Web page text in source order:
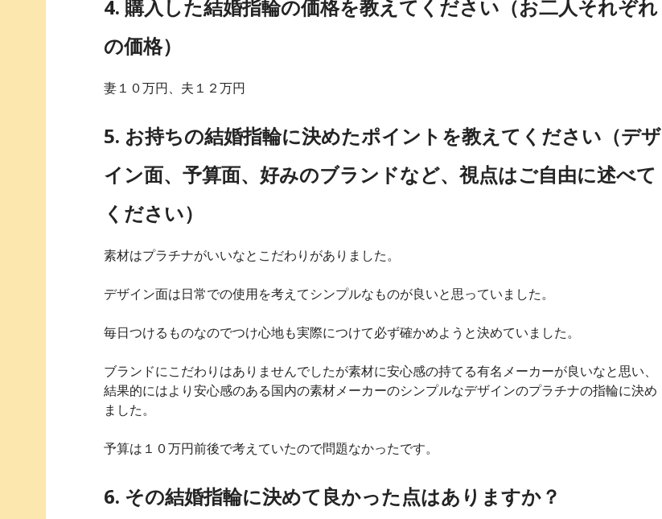
4. 購入した結婚指輪の価格を教えてください（お二人それぞれ
の価格）
妻１０万円、夫１２万円
5. お持ちの結婚指輪に決めたポイントを教えてください（デザ
イン面、予算面、好みのブランドなど、視点はご自由に述べて
ください）
素材はプラチナがいいなとこだわりがありました。
デザイン面は日常での使用を考えてシンプルなものが良いと思っていました。
毎日つけるものなのでつけ心地も実際につけて必ず確かめようと決めていました。
ブランドにこだわりはありませんでしたが素材に安心感の持てる有名メーカーが良いなと思い、
結果的にはより安心感のある国内の素材メーカーのシンプルなデザインのプラチナの指輪に決め
ました。
予算は１０万円前後で考えていたので問題なかったです。
6. その結婚指輪に決めて良かった点はありますか？